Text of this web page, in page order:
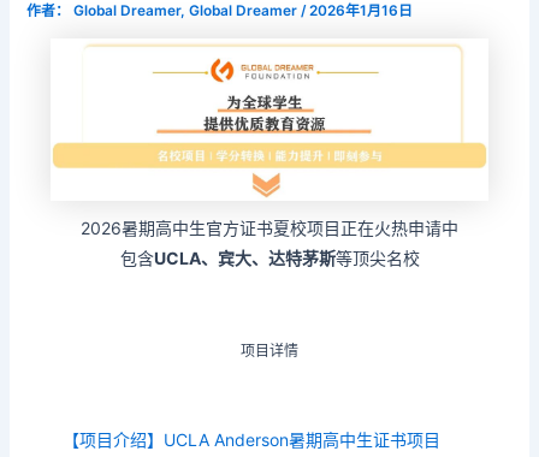
作者： Global Dreamer, Global Dreamer/2026年1月16日
2026暑期高中生官方证书夏校项目正在火热申请中
包含UCLA、 宾大、达特茅斯等顶尖名校
项目详情
【项目介绍】UCLA Anderson暑期高中生证书项目